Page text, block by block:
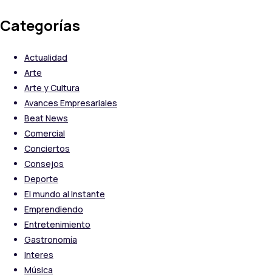
Categorías
Actualidad
Arte
Arte y Cultura
Avances Empresariales
Beat News
Comercial
Conciertos
Consejos
Deporte
El mundo al Instante
Emprendiendo
Entretenimiento
Gastronomía
Interes
Música